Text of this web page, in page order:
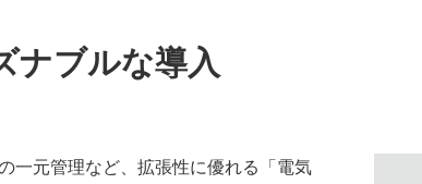
ナブルな導入
一元管理など、拡張性に優れる「電気